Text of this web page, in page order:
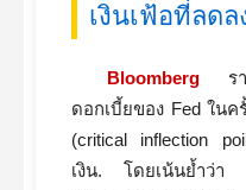
เงินเฟ้อที่ลดล
Bloomberg รา
ดอกเบี้ยของ Fed ในค
(critical inflection
เงิน. โดยเน้นย้ำว่า